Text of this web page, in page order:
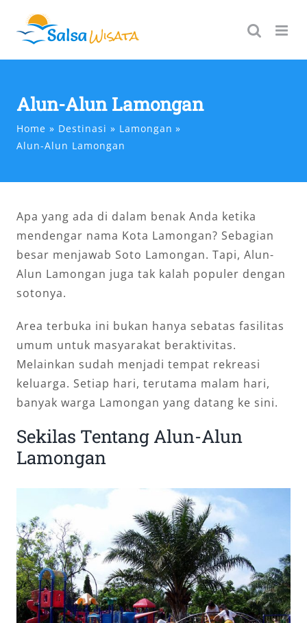
content
Alun-Alun Lamongan
Home Destinasi
Lamongan
Alun-Alun Lamongan
Apa yang ada di dalam benak Anda ketika
mendengar nama Kota Lamongan? Sebagian
besar menjawab Soto Lamongan. Tapi, Alun-
Alun Lamongan juga tak kalah populer dengan
sotonya.
Area terbuka ini bukan hanya sebatas fasilitas
umum untuk masyarakat beraktivitas.
Melainkan sudah menjadi tempat rekreasi
keluarga. Setiap hari, terutama malam hari,
banyak warga Lamongan yang datang ke sini.
Sekilas Tentang Alun-Alun
Lamongan